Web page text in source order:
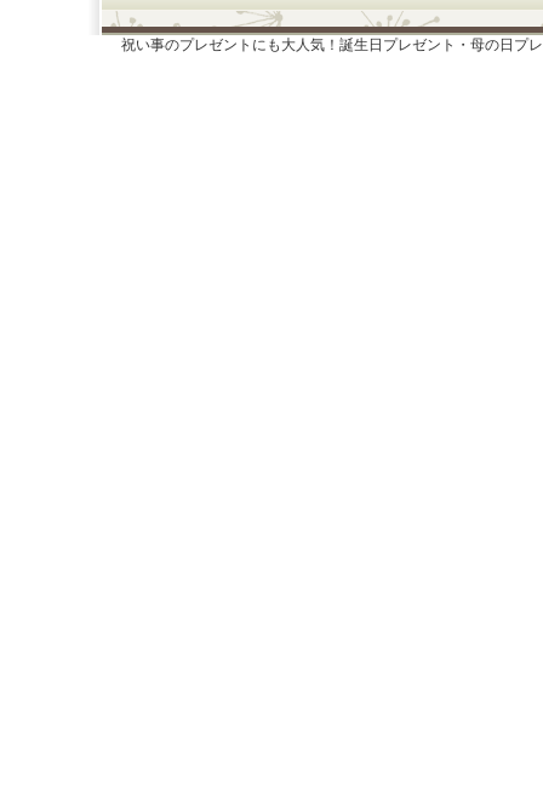
祝い事のプレゼントにも大人気！誕生日プレゼント・母の日プ